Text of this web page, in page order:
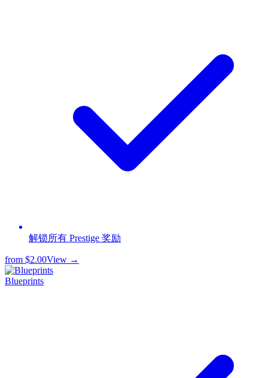
解锁所有 Prestige 奖励
from $2.00View →
Blueprints